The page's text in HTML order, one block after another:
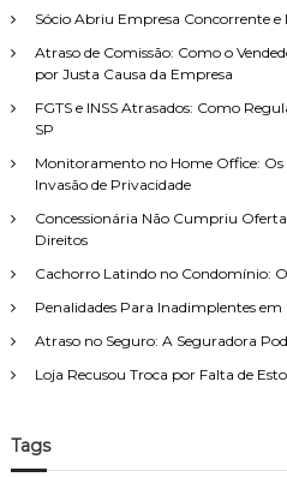
r
o
:
Sócio Abriu Empresa Concorrente e
Atraso de Comissão: Como o
por Justa Causa da Empresa
FGTS e INSS Atrasados: Como
SP
Monitoramento no Home Office: Os
Invasão de Privacidade
Concessionária Não Cumpriu
Direitos
Cachorro Latindo no Condomínio:
Penalidades Para Inadimplentes
Atraso no Seguro: A Seguradora
Loja Recusou Troca por Falta de
Tags